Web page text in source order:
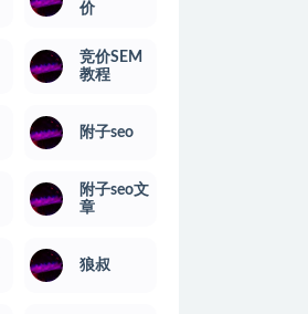
价
竞价SEM
教程
附子seo
附子seo文
章
狼叔